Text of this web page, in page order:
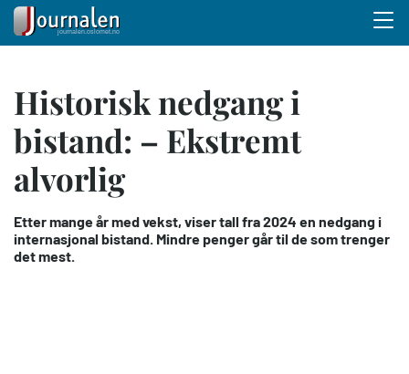
hovedinnhold
Historisk nedgang i
bistand: – Ekstremt
alvorlig
Etter mange år med vekst, viser tall fra 2024 en nedgang i
internasjonal bistand. Mindre penger går til de som trenger
det mest.